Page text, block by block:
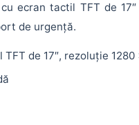
ecran tactil TFT de
de urgență.
de 17″, rezoluție 1280